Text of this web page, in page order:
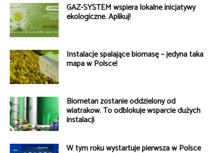
GAZ-SYSTEM wspiera lokalne inicjatywy
ekologiczne. Aplikuj!
Instalacje spalające biomasę – jedyna taka
mapa w Polsce!
Biometan zostanie oddzielony od
wiatraków. To odblokuje wsparcie dużych
instalacji
W tym roku wystartuje pierwsza w Polsce